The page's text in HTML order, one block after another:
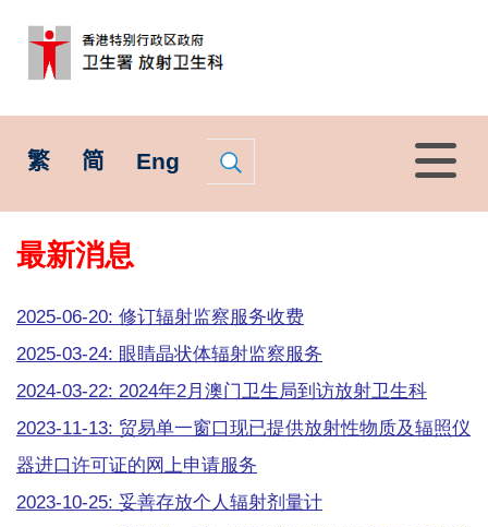
繁 简 Eng
最新消息
2025-06-20: 修订辐射监察服务收费
2025-03-24: 眼睛晶状体辐射监察服务
2024-03-22: 2024年2月澳门卫生局到访放射卫生科
2023-11-13: 贸易单一窗口现已提供放射性物质及辐照仪
器进口许可证的网上申请服务
2023-10-25: 妥善存放个人辐射剂量计